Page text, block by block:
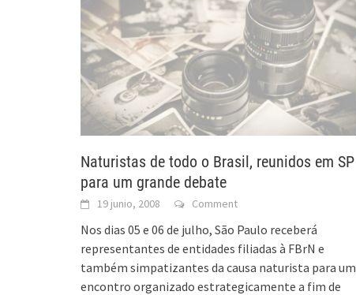
Naturistas de todo o Brasil, reunidos em SP
para um grande debate
19 junio, 2008 Comment
Nos dias 05 e 06 de julho, São Paulo receberá
representantes de entidades filiadas à FBrN e
também simpatizantes da causa naturista para um
encontro organizado estrategicamente a fim de